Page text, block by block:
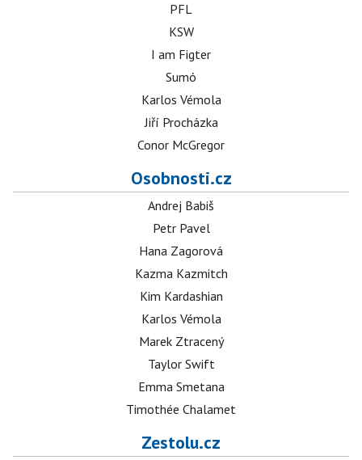
PFL
KSW
I am Figter
Sumó
Karlos Vémola
Jiří Procházka
Conor McGregor
Osobnosti.cz
Andrej Babiš
Petr Pavel
Hana Zagorová
Kazma Kazmitch
Kim Kardashian
Karlos Vémola
Marek Ztracený
Taylor Swift
Emma Smetana
Timothée Chalamet
Zestolu.cz